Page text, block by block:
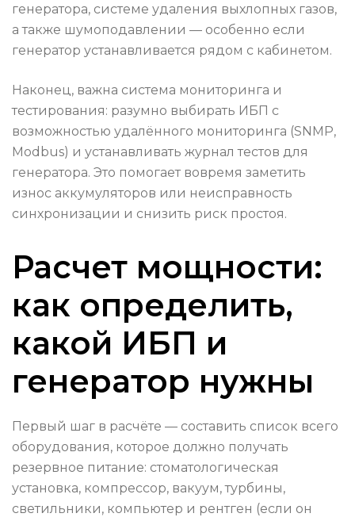
генератора, системе удаления выхлопных газов,
а также шумоподавлении — особенно если
генератор устанавливается рядом с кабинетом.
Наконец, важна система мониторинга и
тестирования: разумно выбирать ИБП с
возможностью удалённого мониторинга (SNMP,
Modbus) и устанавливать журнал тестов для
генератора. Это помогает вовремя заметить
износ аккумуляторов или неисправность
синхронизации и снизить риск простоя.
Расчет мощности:
как определить,
какой ИБП и
генератор нужны
Первый шаг в расчёте — составить список всего
оборудования, которое должно получать
резервное питание: стоматологическая
установка, компрессор, вакуум, турбины,
светильники, компьютер и рентген (если он